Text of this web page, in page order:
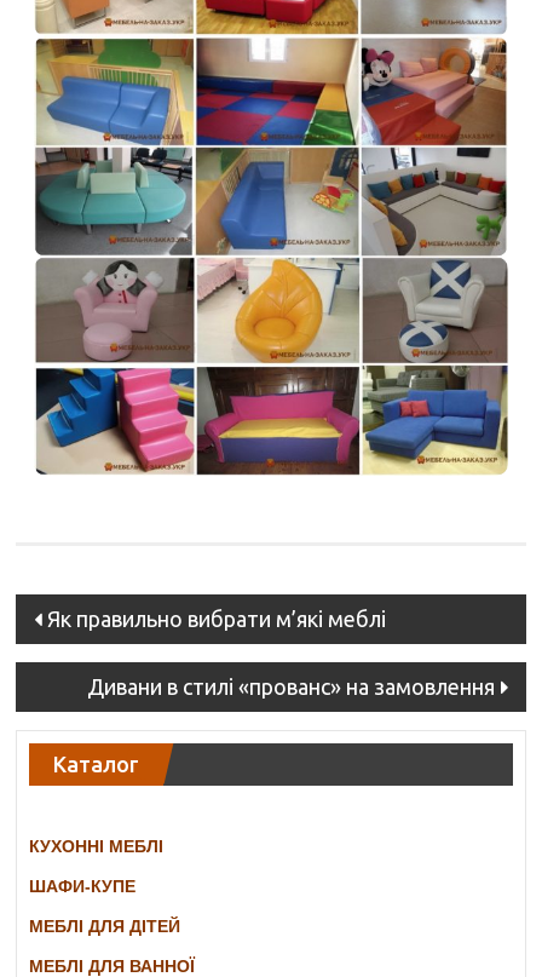
Post
navigation
Як правильно вибрати м’які меблі
Дивани в стилі «прованс» на замовлення
Каталог
КУХОННІ МЕБЛІ
ШАФИ-КУПЕ
МЕБЛІ ДЛЯ ДІТЕЙ
МЕБЛІ ДЛЯ ВАННОЇ